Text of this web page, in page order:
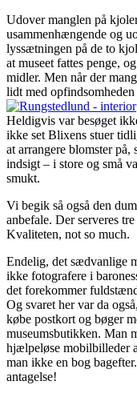
Udover manglen på
usammenhængende og
lyssætningen på de to
at museet fattes penge,
midler. Men når der
lidt med
Heldigvis var besøget
ikke set Blixens stuer
at arrangere blomster på,
indsigt – i store og små
smukt.
Vi begik så også den
anbefale. Der serveres
Kvaliteten, not so much.
Endelig, det sædvanlige
ikke fotografere i
det forekommer
Og svaret her var da
købe postkort og bøger
museumsbutikken. Man
hjælpeløse mobilbilleder
man ikke en bog
antagelse!